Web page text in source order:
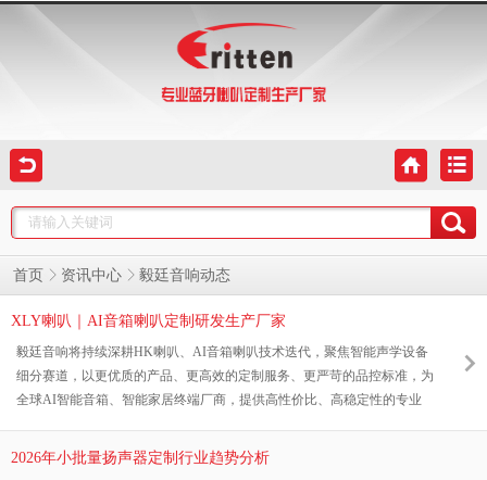
首页 资讯中心 毅廷音响动态
XLY喇叭｜AI音箱喇叭定制研发生产厂家
毅廷音响将持续深耕HK喇叭、AI音箱喇叭技术迭代，聚焦智能声学设备
细分赛道，以更优质的产品、更高效的定制服务、更严苛的品控标准，为
全球AI智能音箱、智能家居终端厂商，提供高性价比、高稳定性的专业
2026年小批量扬声器定制行业趋势分析